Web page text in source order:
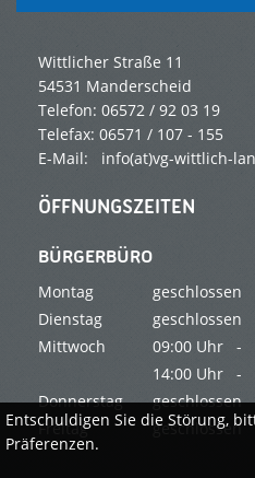
Wittlicher Straße 11
54531 Manderscheid
Telefon: 06572 / 92 03 19
Telefax: 06571 / 107 - 155
E-Mail: info(at)vg-wittlich-
ÖFFNUNGSZEITEN
BÜRGERBÜRO
Montag
geschlossen
Dienstag
geschlossen
Mittwoch
09:00 Uhr -
14:00 Uhr -
Donnerstag
geschlossen
Freitag
geschlossen
Entschuldigen Sie die Störung,
Präferenzen.